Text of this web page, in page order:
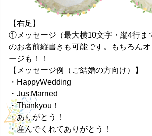
【右足】
①メッセージ（最大横10文字・縦4行ま
のお名前縦書きも可能です。もちろん
ージも！！
【メッセージ例（ご結婚の方向け）】
・HappyWedding
・JustMarried
・Thankyou！
・ありがとう！
・産んでくれてありがとう！